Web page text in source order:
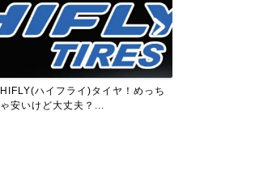
HIFLY(ハイフライ)タイヤ！めっち
ゃ安いけど大丈夫？...